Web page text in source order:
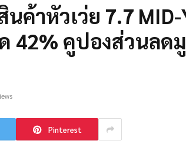
ค้าหัวเว่ย 7.7 MID-
42% คูปองส่วนลด
Pinterest